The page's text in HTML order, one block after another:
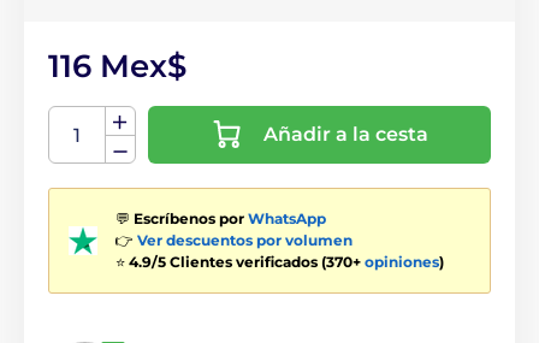
116 Mex$
Añadir a la cesta
💬 Escríbenos por WhatsApp
👉 Ver descuentos por volumen
⭐ 4.9/5 Clientes verificados (370+ opiniones)